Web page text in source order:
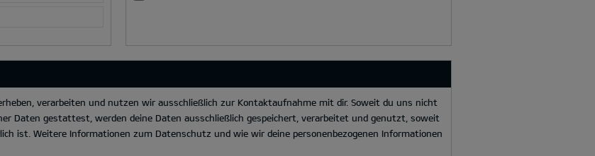
verarbeiten und nutzen wir ausschließlich zur Kontaktaufnahme mit dir. Soweit du uns nicht
Daten gestattest, werden deine Daten ausschließlich gespeichert, verarbeitet und genutzt, soweit
ist. Weitere Informationen zum Datenschutz und wie wir deine personenbezogenen Informationen